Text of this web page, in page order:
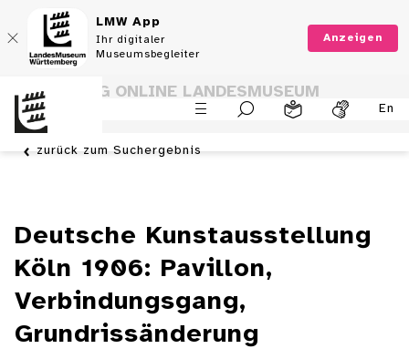
LMW App
Ihr digitaler
Museumsbegleiter
Anzeigen
En
SAMMLUNG ONLINE LANDESMUSEUM
WÜRTTEMBERG
zurück zum Suchergebnis
Deutsche Kunstausstellung
Köln 1906: Pavillon,
Verbindungsgang,
Grundrissänderung